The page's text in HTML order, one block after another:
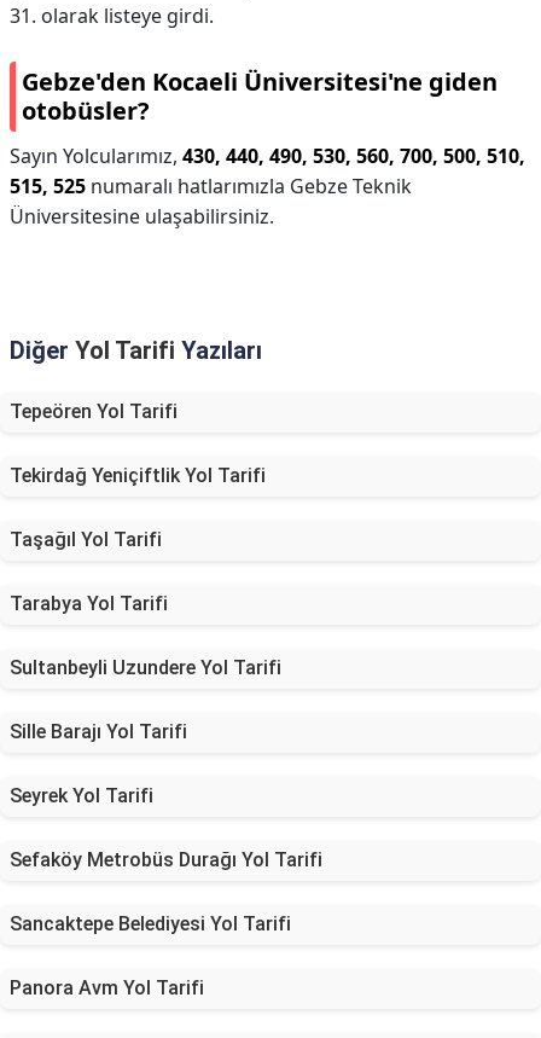
31. olarak listeye girdi.
Gebze'den Kocaeli Üniversitesi'ne giden
otobüsler?
Sayın Yolcularımız, 430, 440, 490, 530, 560, 700, 500, 510,
515, 525 numaralı hatlarımızla Gebze Teknik
Üniversitesine ulaşabilirsiniz.
Diğer Yol Tarifi Yazıları
Tepeören Yol Tarifi
Tekirdağ Yeniçiftlik Yol Tarifi
Taşağıl Yol Tarifi
Tarabya Yol Tarifi
Sultanbeyli Uzundere Yol Tarifi
Sille Barajı Yol Tarifi
Seyrek Yol Tarifi
Sefaköy Metrobüs Durağı Yol Tarifi
Sancaktepe Belediyesi Yol Tarifi
Panora Avm Yol Tarifi